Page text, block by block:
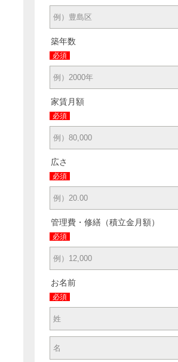
築年数
必須
家賃月額
必須
広さ
必須
管理費・修繕（積立金月額）
必須
お名前
必須